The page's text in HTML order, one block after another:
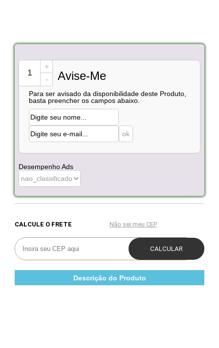
+
-
Avise-Me
Para ser avisado da disponibilidade deste Produto,
basta preencher os campos abaixo.
Desempenho Ads
Descrição do Produto